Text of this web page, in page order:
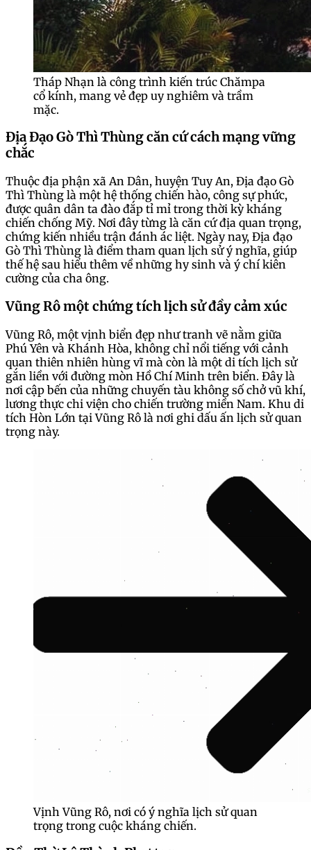
Tháp Nhạn là công trình kiến trúc Chămpa
cổ kính, mang vẻ đẹp uy nghiêm và trầm
mặc.
Địa Đạo Gò Thì Thùng căn cứ cách mạng vững
chắc
Thuộc địa phận xã An Dân, huyện Tuy An, Địa đạo Gò
Thì Thùng là một hệ thống chiến hào, công sự phức,
được quân dân ta đào đắp tỉ mỉ trong thời kỳ kháng
chiến chống Mỹ. Nơi đây từng là căn cứ địa quan trọng,
chứng kiến nhiều trận đánh ác liệt. Ngày nay, Địa đạo
Gò Thì Thùng là điểm tham quan lịch sử ý nghĩa, giúp
thế hệ sau hiểu thêm về những hy sinh và ý chí kiên
cường của cha ông.
Vũng Rô một chứng tích lịch sử đầy cảm xúc
Vũng Rô, một vịnh biển đẹp như tranh vẽ nằm giữa
Phú Yên và Khánh Hòa, không chỉ nổi tiếng với cảnh
quan thiên nhiên hùng vĩ mà còn là một di tích lịch sử
gắn liền với đường mòn Hồ Chí Minh trên biển. Đây là
nơi cập bến của những chuyến tàu không số chở vũ khí,
lương thực chi viện cho chiến trường miền Nam. Khu di
tích Hòn Lớn tại Vũng Rô là nơi ghi dấu ấn lịch sử quan
trọng này.
Vịnh Vũng Rô, nơi có ý nghĩa lịch sử quan
trọng trong cuộc kháng chiến.